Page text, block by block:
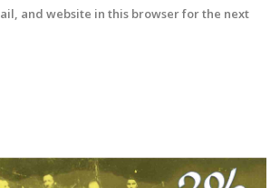
and website in this browser for the next